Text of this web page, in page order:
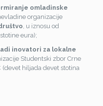
omladinske
organizacije
, u iznosu od
eura);
inovatori za lokalne
Studentski zbor Crne
hiljada devet stotina